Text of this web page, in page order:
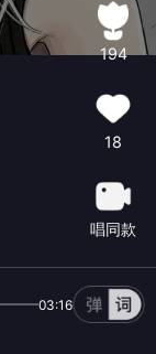
194
18
唱同款
03:16